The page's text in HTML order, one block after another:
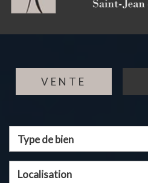
VENTE
Type de bien
Localisation